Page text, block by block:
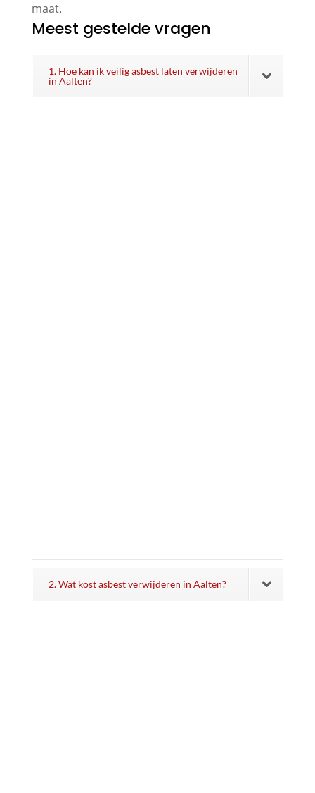
maat.
Meest gestelde vragen
1. Hoe kan ik veilig asbest laten verwijderen
in Aalten?
2. Wat kost asbest verwijderen in Aalten?